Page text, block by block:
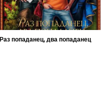
Раз попаданец, два попаданец